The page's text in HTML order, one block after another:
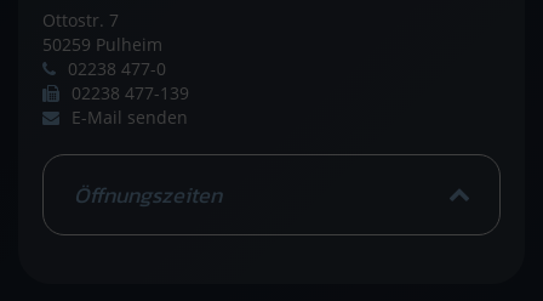
Ottostr. 7
50259 Pulheim
02238 477-0
02238 477-139
E-Mail senden
Öffnungszeiten